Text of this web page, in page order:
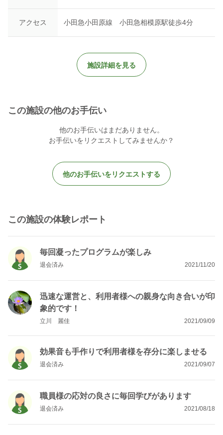
アクセス 小田急小田原線 小田急相模原駅徒歩4分
施設詳細を見る
この施設の他のお手伝い
他のお手伝いはまだありません。
お手伝いをリクエストしてみませんか？
他のお手伝いをリクエストする
この施設の体験レポート
毎回凝ったプログラムが楽しみ
退会済み 2021/11/20
迅速な運営と、利用者様への親身な向き合いが印
象的です！
立川 麗佳 2021/09/09
効果音も手作りで利用者様を存分に楽しませる
退会済み 2021/09/07
職員様の応対の良さに毎回学びがあります
退会済み 2021/08/18